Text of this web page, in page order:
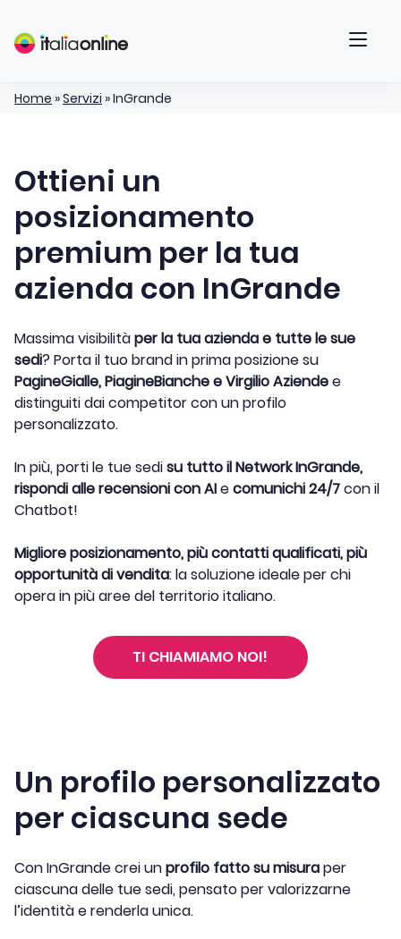
Home »Servizi »InGrande
Ottieni un
posizionamento
premium per la tua
azienda con InGrande
Massima visibilitàper la tua azienda e tutte le sue
sedi? Porta il tuo brand in prima posizione su
PagineGialle, PiagineBianche e Virgilio Aziendee
distinguiti dai competitor con un profilo
personalizzato.
In più, porti le tue sedisu tutto il Network InGrande,
rispondi alle recensioni con AIecomunichi 24/7con il
Chatbot!
Migliore posizionamento, più contatti qualificati, più
opportunità di vendita: la soluzione ideale per chi
opera in più aree del territorio italiano.
TI CHIAMIAMO NOI!
Un profilo personalizzato
per ciascuna sede
Con InGrande crei unprofilo fatto su misuraper
ciascuna delle tue sedi, pensato per valorizzarne
l’identità e renderla unica.